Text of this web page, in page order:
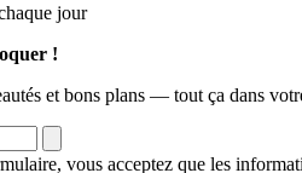
jour
!
et bons plans — tout ça dans
vous acceptez que les